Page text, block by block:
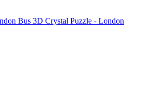
3D Crystal Puzzle - London